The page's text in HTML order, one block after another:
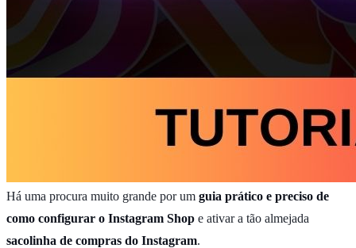
Há uma procura muito grande por um guia prático e preciso de
como configurar o Instagram Shop e ativar a tão almejada
sacolinha de compras do Instagram.